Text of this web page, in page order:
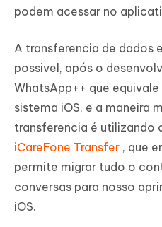
podem acessar no
A transferencia de dados
possivel, após o
WhatsApp++ que
sistema iOS, e a maneira
transferencia é utilizando
iCareFone Transfer , que
permite migrar tudo o
conversas para nosso
iOS.